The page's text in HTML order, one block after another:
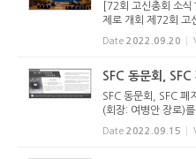
[72회 고신총회 소
제로 개회 제72회 고
포도원교회 드림센
앞서 개회에배를 드
Date 2022.09.20
SFC 동문회,
SFC 동문회, SFC 폐
(회장: 여병안 장로)
문회와 원로회 등이
해 아래와 같이 입장
Date 2022.09.15